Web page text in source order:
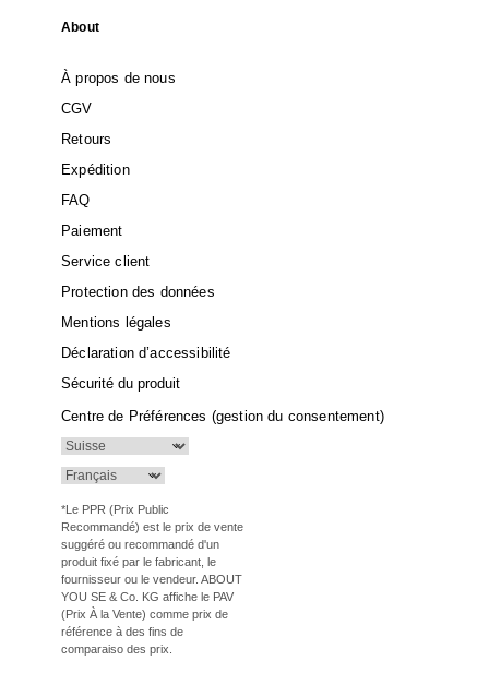
About
À propos de nous
CGV
Retours
Expédition
FAQ
Paiement
Service client
Protection des données
Mentions légales
Déclaration d’accessibilité
Sécurité du produit
Centre de Préférences (gestion du consentement)
*Le PPR (Prix Public
Recommandé) est le prix de vente
suggéré ou recommandé d'un
produit fixé par le fabricant, le
fournisseur ou le vendeur. ABOUT
YOU SE & Co. KG affiche le PAV
(Prix À la Vente) comme prix de
référence à des fins de
comparaiso des prix.